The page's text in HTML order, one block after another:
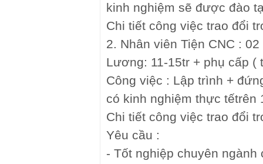
kinh nghiệm sẽ được đào
Chi tiết công việc trao đổi
2. Nhân viên Tiện CNC : 02
Lương: 11-15tr + phụ cấp (
Công việc : Lập trình +
có kinh nghiệm thực tếtrên
Chi tiết công việc trao đổi
Yêu cầu :
- Tốt nghiệp chuyên